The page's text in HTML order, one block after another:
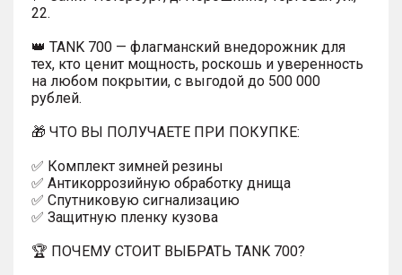
22.
👑 TANK 700 — флагманский внедорожник для
тех, кто ценит мощность, роскошь и уверенность
на любом покрытии, с выгодой до 500 000
рублей.
🎁 ЧТО ВЫ ПОЛУЧАЕТЕ ПРИ ПОКУПКЕ:
✅ Комплект зимней резины
✅ Антикоррозийную обработку днища
✅ Спутниковую сигнализацию
✅ Защитную пленку кузова
🏆 ПОЧЕМУ СТОИТ ВЫБРАТЬ TANK 700?